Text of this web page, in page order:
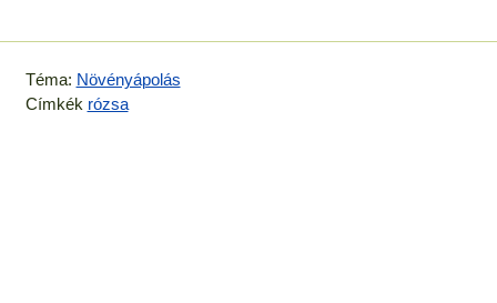
Téma: Növényápolás
Címkék rózsa